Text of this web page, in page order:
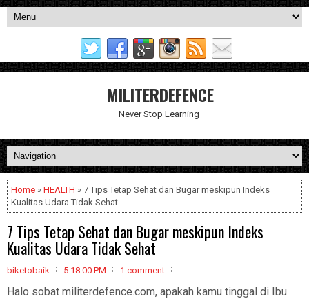
MILITERDEFENCE
Never Stop Learning
Home » HEALTH » 7 Tips Tetap Sehat dan Bugar meskipun Indeks
Kualitas Udara Tidak Sehat
7 Tips Tetap Sehat dan Bugar meskipun Indeks
Kualitas Udara Tidak Sehat
biketobaik 5:18:00 PM 1 comment
Halo sobat militerdefence.com, apakah kamu tinggal di Ibu